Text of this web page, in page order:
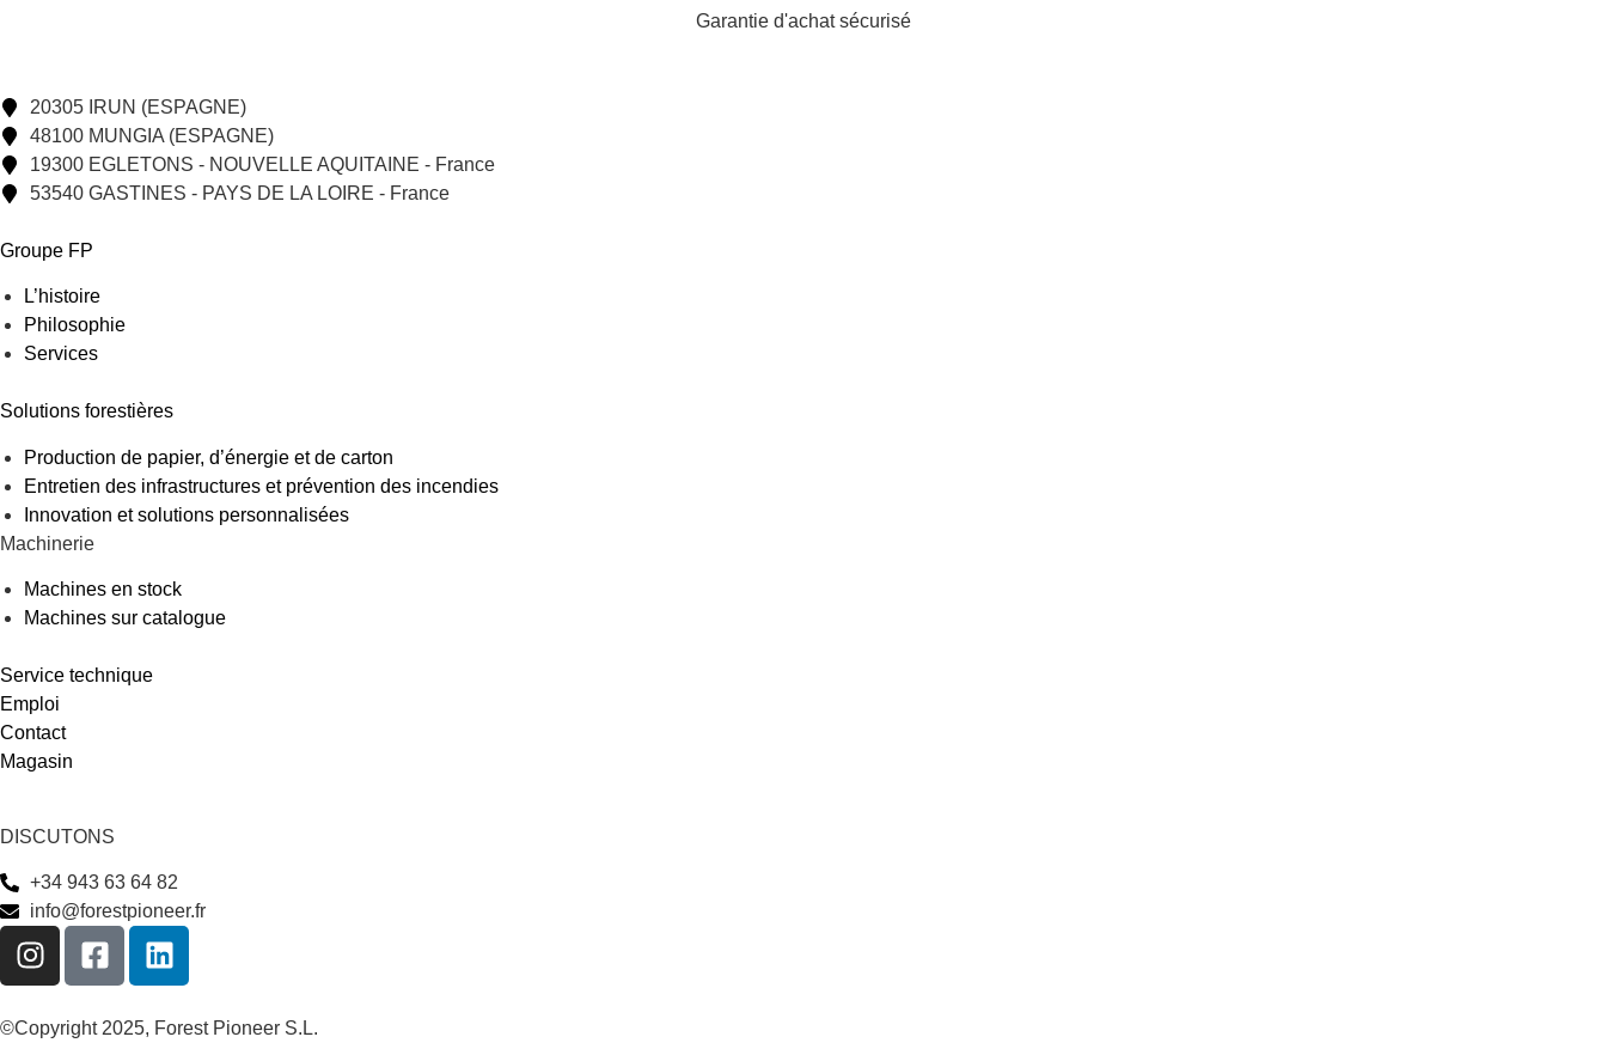
Garantie d'achat sécurisé
20305 IRUN (ESPAGNE)
48100 MUNGIA (ESPAGNE)
19300 EGLETONS - NOUVELLE AQUITAINE - France
53540 GASTINES - PAYS DE LA LOIRE - France
Groupe FP
L’histoire
Philosophie
Services
Solutions forestières
Production de papier, d’énergie et de carton
Entretien des infrastructures et prévention des incendies
Innovation et solutions personnalisées
Machinerie
Machines en stock
Machines sur catalogue
Service technique
Emploi
Contact
Magasin
DISCUTONS
+34 943 63 64 82
info@forestpioneer.fr
©Copyright 2025, Forest Pioneer S.L.